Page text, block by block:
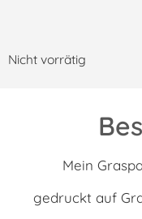
Nicht vorrätig
Mein
gedruckt auf